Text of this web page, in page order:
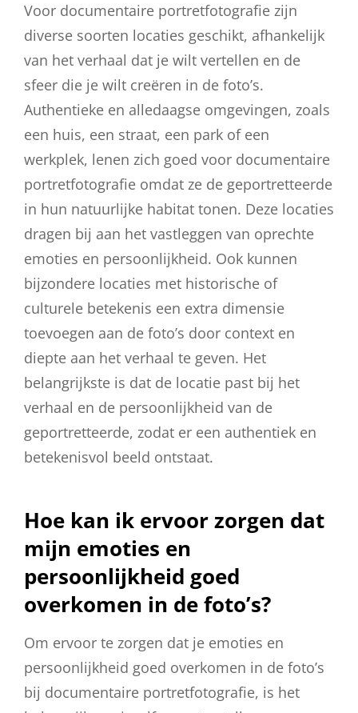
Voor documentaire portretfotografie zijn
diverse soorten locaties geschikt, afhankelijk
van het verhaal dat je wilt vertellen en de
sfeer die je wilt creëren in de foto’s.
Authentieke en alledaagse omgevingen, zoals
een huis, een straat, een park of een
werkplek, lenen zich goed voor documentaire
portretfotografie omdat ze de geportretteerde
in hun natuurlijke habitat tonen. Deze locaties
dragen bij aan het vastleggen van oprechte
emoties en persoonlijkheid. Ook kunnen
bijzondere locaties met historische of
culturele betekenis een extra dimensie
toevoegen aan de foto’s door context en
diepte aan het verhaal te geven. Het
belangrijkste is dat de locatie past bij het
verhaal en de persoonlijkheid van de
geportretteerde, zodat er een authentiek en
betekenisvol beeld ontstaat.
Hoe kan ik ervoor zorgen dat
mijn emoties en
persoonlijkheid goed
overkomen in de foto’s?
Om ervoor te zorgen dat je emoties en
persoonlijkheid goed overkomen in de foto’s
bij documentaire portretfotografie, is het